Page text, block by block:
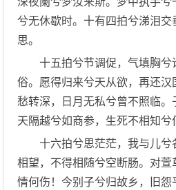
兮无休歇时。十有四拍兮涕泪交
思。
十五拍兮节调促，气填胸兮
俗。愿得归来兮天从欲，再还
愁转深，日月无私兮曾不照临。
天隔越兮如商参，生死不相知兮
十六拍兮思茫茫，我与儿兮
相望，不得相随兮空断肠。对
情何伤！今别子兮归故乡，旧